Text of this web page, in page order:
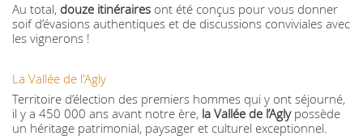
Au total, douze itinéraires ont été conçus pour vous donner
soif d’évasions authentiques et de discussions conviviales avec
les vignerons !
La Vallée de l'Agly
Territoire d’élection des premiers hommes qui y ont séjourné,
il y a 450 000 ans avant notre ère, la Vallée de l’Aglypossède
un héritage patrimonial, paysager et culturel exceptionnel.